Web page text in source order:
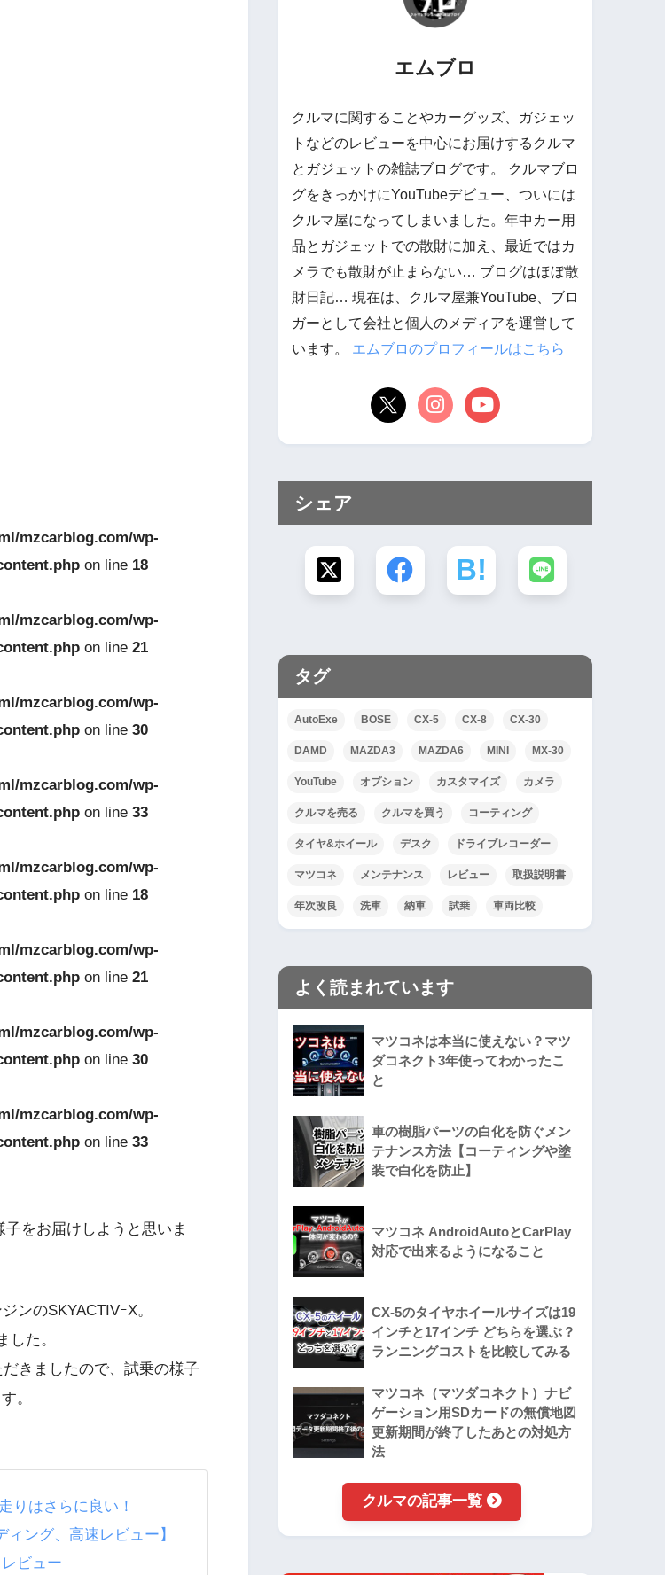
mzcarblog.com/wp-
on line 18
mzcarblog.com/wp-
on line 21
mzcarblog.com/wp-
on line 30
mzcarblog.com/wp-
on line 33
mzcarblog.com/wp-
on line 18
mzcarblog.com/wp-
on line 21
mzcarblog.com/wp-
on line 30
mzcarblog.com/wp-
on line 33
をお届けしようと思いま
ンのSKYACTIVｰX。
した。
きましたので、試乗の様子
。
りはさらに良い！
ング、高速レビュー】
ビュー
エムブロ
クルマに関することやカーグッズ、ガジェッ
トなどのレビューを中心にお届けするクルマ
とガジェットの雑誌ブログです。 クルマブロ
グをきっかけにYouTubeデビュー、ついには
クルマ屋になってしまいました。年中カー用
品とガジェットでの散財に加え、最近ではカ
メラでも散財が止まらない… ブログはほぼ散
財日記… 現在は、クルマ屋兼YouTube、ブロ
ガーとして会社と個人のメディアを運営して
います。 エムブロのプロフィールはこちら
シェア
タグ
AutoExe BOSE CX-5 CX-8 CX-30
DAMD MAZDA3 MAZDA6 MINI MX-30
YouTube オプション カスタマイズ カメラ
クルマを売る クルマを買う コーティング
タイヤ&ホイール デスク ドライブレコーダー
マツコネ メンテナンス レビュー 取扱説明書
年次改良 洗車 納車 試乗 車両比較
よく読まれています
マツコネは本当に使えない？マツ
ダコネクト3年使ってわかったこ
と
車の樹脂パーツの白化を防ぐメン
テナンス方法【コーティングや塗
装で白化を防止】
マツコネ AndroidAutoとCarPlay
対応で出来るようになること
CX-5のタイヤホイールサイズは19
インチと17インチ どちらを選ぶ？
ランニングコストを比較してみる
マツコネ（マツダコネクト）ナビ
ゲーション用SDカードの無償地図
更新期間が終了したあとの対処方
法
クルマの記事一覧